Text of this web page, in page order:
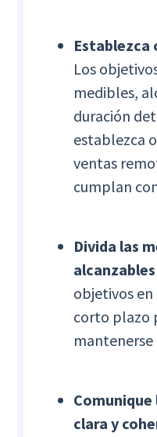
Establezca
Los
medibles,
duración
establezca
ventas
cumplan
Divida las
objetivos
corto plazo
clara y